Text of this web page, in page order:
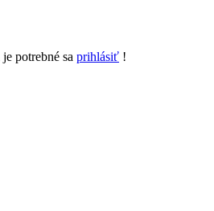
je potrebné sa prihlásiť !